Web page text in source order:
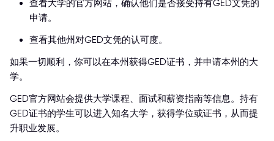
查看大学的官方网站，确认他们是否接受持有GED文凭的
申请。
查看其他州对GED文凭的认可度。
如果一切顺利，你可以在本州获得GED证书，并申请本州的大
学。
GED官方网站会提供大学课程、面试和薪资指南等信息。持有
GED证书的学生可以进入知名大学，获得学位或证书，从而提
升职业发展。